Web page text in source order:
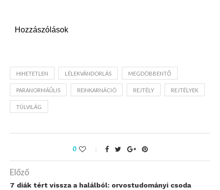
Hozzászólások
HIHETETLEN LÉLEKVÁNDORLÁS MEGDÖBBENTŐ
PARANORMÁŰLIS REINKARNÁCIÓ REJTÉLY REJTÉLYEK
TÚLVILÁG
0
Előző
7 diák tért vissza a halálból: orvostudományi csoda